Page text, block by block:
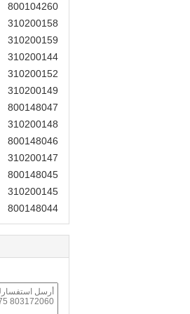
800104260
310200158
310200159
310200144
310200152
310200149
800148047
310200148
800148046
310200147
800148045
310200145
800148044